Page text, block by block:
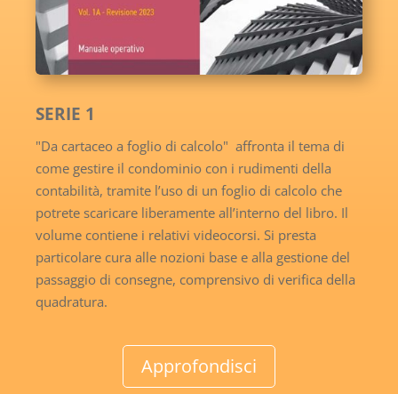
SERIE 1
"Da cartaceo a foglio di calcolo" affronta il tema di
come gestire il condominio con i rudimenti della
contabilità, tramite l’uso di un foglio di calcolo che
potrete scaricare liberamente all’interno del libro. Il
volume contiene i relativi videocorsi. Si presta
particolare cura alle nozioni base e alla gestione del
passaggio di consegne, comprensivo di verifica della
quadratura.
Approfondisci